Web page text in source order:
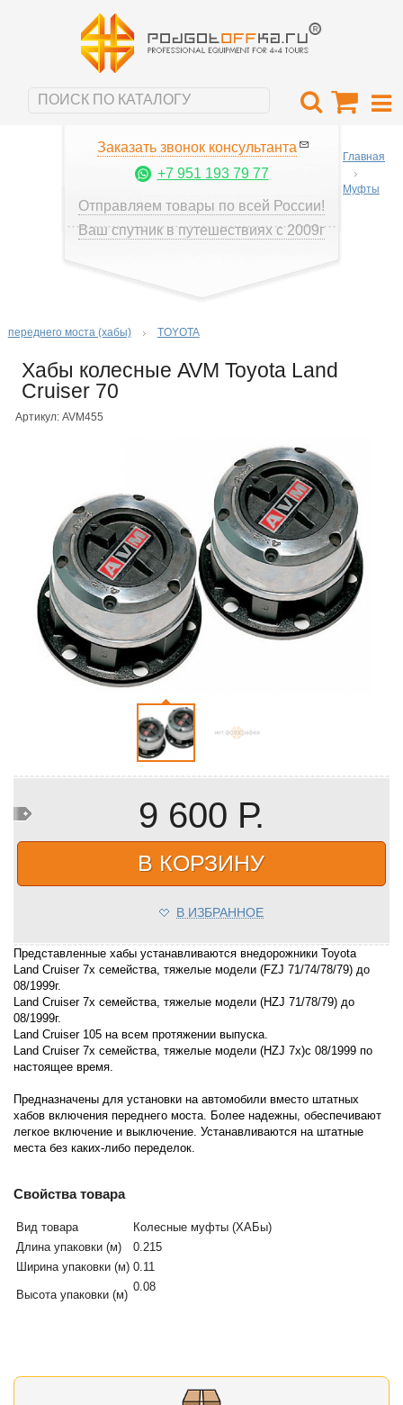
Заказать звонок консультанта
+7 951 193 79 77
Отправляем товары по всей России!
Ваш спутник в путешествиях с 2009г
Главная
Муфты
переднего моста (хабы) TOYOTA
Хабы колесные AVM Toyota Land
Cruiser 70
Артикул: AVM455
9 600 Р.
В КОРЗИНУ
В ИЗБРАННОЕ
Представленные хабы устанавливаются внедорожники Toyota
Land Cruiser 7x семейства, тяжелые модели (FZJ 71/74/78/79) до
08/1999г.
Land Cruiser 7x семейства, тяжелые модели (HZJ 71/78/79) до
08/1999г.
Land Cruiser 105 на всем протяжении выпуска.
Land Cruiser 7x семейства, тяжелые модели (HZJ 7x)c 08/1999 по
настоящее время.
Предназначены для установки на автомобили вместо штатных
хабов включения переднего моста. Более надежны, обеспечивают
легкое включение и выключение. Устанавливаются на штатные
места без каких-либо переделок.
Свойства товара
Вид товара
Колесные муфты (ХАБы)
Длина упаковки (м)
0.215
Ширина упаковки (м) 0.11
Высота упаковки (м)
0.08